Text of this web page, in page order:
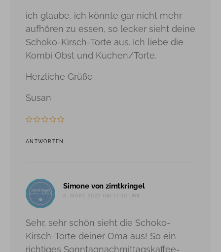
ich glaube, ich könnte gar nicht mehr
aufhören zu essen, so lecker sieht deine
Schoko-Kirsch-Torte aus. Ich liebe die
Kombi Obst und Kuchen/Torte.
Herzliche Grüße
Susan
ANTWORTEN
Simone von zimtkringelsagt:
6. MÄRZ 2022 UM 11:20 UHR
Sehr, sehr schön sieht die Schoko-
Kirsch-Torte deiner Oma aus! So ein
richtiges Sonntagnachmittagskaffee-